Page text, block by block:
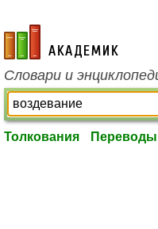
academic.ru
Словари и
Толкования Переводы